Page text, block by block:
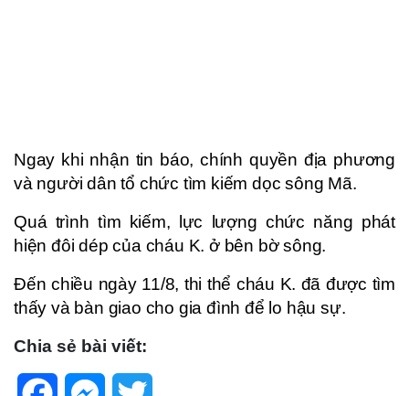
Ngay khi nhận tin báo, chính quyền địa phương
và người dân tổ chức tìm kiếm dọc sông Mã.
Quá trình tìm kiếm, lực lượng chức năng phát
hiện đôi dép của cháu K. ở bên bờ sông.
Đến chiều ngày 11/8, thi thể cháu K. đã được tìm
thấy và bàn giao cho gia đình để lo hậu sự.
Chia sẻ bài viết:
FacebookMessenger